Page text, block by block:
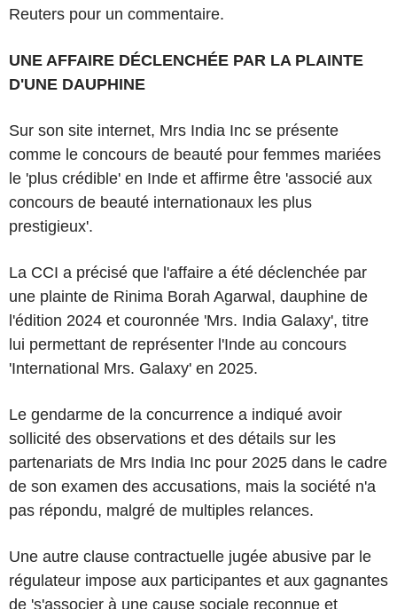
Reuters pour un commentaire.
UNE AFFAIRE DÉCLENCHÉE PAR LA PLAINTE
D'UNE DAUPHINE
Sur son site internet, Mrs India Inc se présente
comme le concours de beauté pour femmes mariées
le 'plus crédible' en Inde et affirme être 'associé aux
concours de beauté internationaux les plus
prestigieux'.
La CCI a précisé que l'affaire a été déclenchée par
une plainte de Rinima Borah Agarwal, dauphine de
l'édition 2024 et couronnée 'Mrs. India Galaxy', titre
lui permettant de représenter l'Inde au concours
'International Mrs. Galaxy' en 2025.
Le gendarme de la concurrence a indiqué avoir
sollicité des observations et des détails sur les
partenariats de Mrs India Inc pour 2025 dans le cadre
de son examen des accusations, mais la société n'a
pas répondu, malgré de multiples relances.
Une autre clause contractuelle jugée abusive par le
régulateur impose aux participantes et aux gagnantes
de 's'associer à une cause sociale reconnue et